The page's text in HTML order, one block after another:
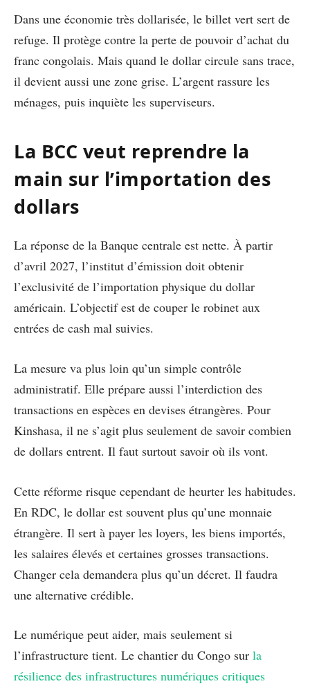
Dans une économie très dollarisée, le billet vert sert de
refuge. Il protège contre la perte de pouvoir d’achat du
franc congolais. Mais quand le dollar circule sans trace,
il devient aussi une zone grise. L’argent rassure les
ménages, puis inquiète les superviseurs.
La BCC veut reprendre la
main sur l’importation des
dollars
La réponse de la Banque centrale est nette. À partir
d’avril 2027, l’institut d’émission doit obtenir
l’exclusivité de l’importation physique du dollar
américain. L’objectif est de couper le robinet aux
entrées de cash mal suivies.
La mesure va plus loin qu’un simple contrôle
administratif. Elle prépare aussi l’interdiction des
transactions en espèces en devises étrangères. Pour
Kinshasa, il ne s’agit plus seulement de savoir combien
de dollars entrent. Il faut surtout savoir où ils vont.
Cette réforme risque cependant de heurter les habitudes.
En RDC, le dollar est souvent plus qu’une monnaie
étrangère. Il sert à payer les loyers, les biens importés,
les salaires élevés et certaines grosses transactions.
Changer cela demandera plus qu’un décret. Il faudra
une alternative crédible.
Le numérique peut aider, mais seulement si
l’infrastructure tient. Le chantier du Congo sur la
résilience des infrastructures numériques critiques